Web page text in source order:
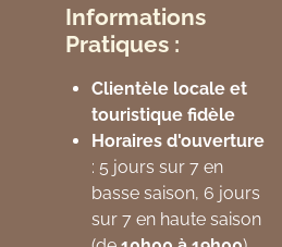
Informations
Pratiques :
Clientèle locale et
touristique fidèle
Horaires d'ouverture
: 5 jours sur 7 en
basse saison, 6 jours
sur 7 en haute saison